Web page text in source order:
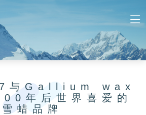
与Gallium wax
年后世界喜爱的
雪蜡品牌